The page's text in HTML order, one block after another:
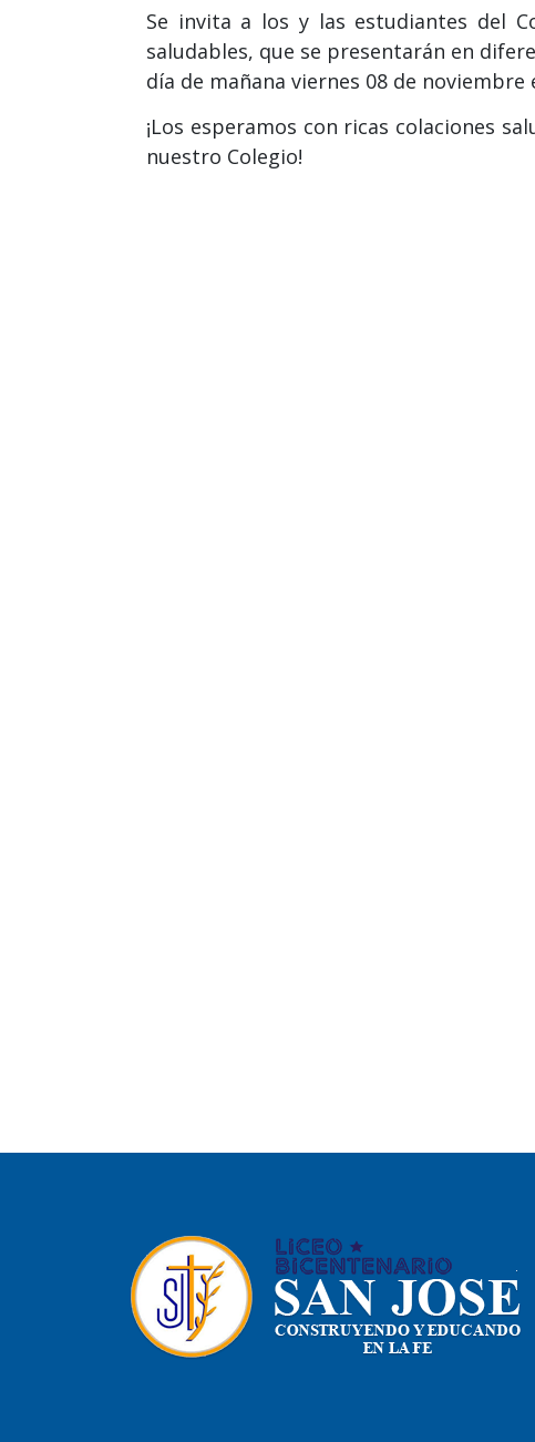
Se invita a los y las estudiantes del
saludables, que se presentarán en
día de mañana viernes 08 de
¡Los esperamos con ricas colaciones
nuestro Colegio!